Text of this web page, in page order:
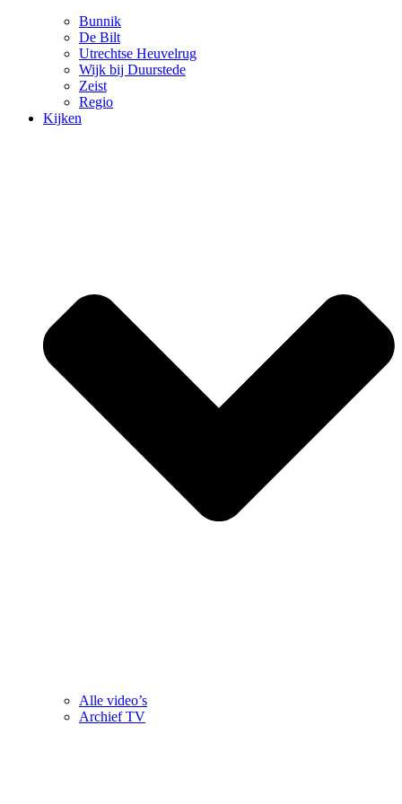
Bunnik
De Bilt
Utrechtse Heuvelrug
Wijk bij Duurstede
Zeist
Regio
Kijken
Alle video’s
Archief TV